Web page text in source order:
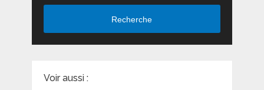
Recherche
Voir aussi :